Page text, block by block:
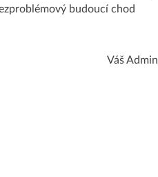
budoucí chod
Váš Admin